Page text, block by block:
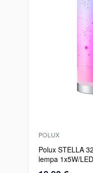
POLUX
Polux STELLA
lempa 1x5W/